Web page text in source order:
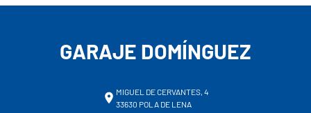
GARAJE DOMÍNGUEZ
MIGUEL DE CERVANTES, 4
33630 POLA DE LENA